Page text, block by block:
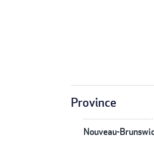
Province
Nouveau-